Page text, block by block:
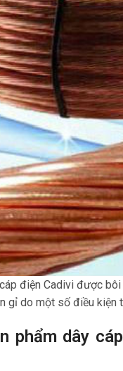
điện Cadivi được
gỉ do một số điều kiện
phẩm dây cáp